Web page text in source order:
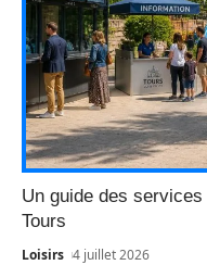
Un guide des
Tours
Loisirs 4 juillet 2026